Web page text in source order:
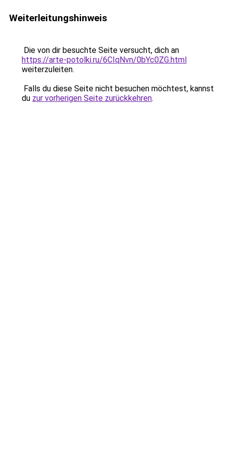
Weiterleitungshinweis
Die von dir besuchte Seite versucht, dich an
https://arte-potolki.ru/6CIqNvn/0bYc0ZG.html
weiterzuleiten.
Falls du diese Seite nicht besuchen möchtest, kannst
du zur vorherigen Seite zurückkehren.